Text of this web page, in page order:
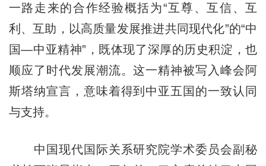
一路走来的合作经验概括为“互尊、互信、互
利、互助，以高质量发展推进共同现代化”的“中
国—中亚精神”，既体现了深厚的历史积淀，也
顺应了时代发展潮流。这一精神被写入峰会阿
斯塔纳宣言，意味着得到中亚五国的一致认同
与支持。
中国现代国际关系研究院学术委员会副秘